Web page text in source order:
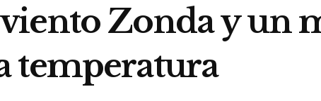
viento Zonda y un
temperatura